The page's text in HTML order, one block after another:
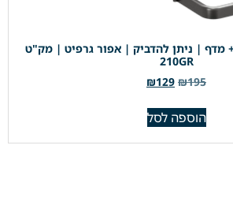
מדף | ניתן להדביק | אפור גרפיט | מק"ט
210GR
₪195
₪129
הוספה לסל